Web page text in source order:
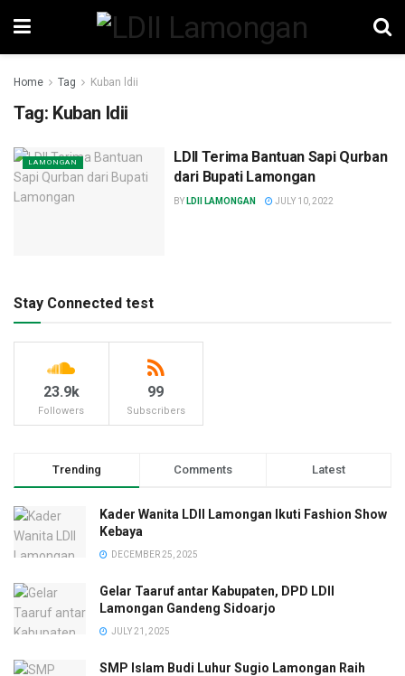
Home Tag Kuban ldii
Tag: Kuban ldii
LAMONGAN
LDII Terima Bantuan Sapi Qurban
dari Bupati Lamongan
BY LDII LAMONGAN JULY 10, 2022
Stay Connected test
23.9k
Followers
99
Subscribers
Trending Comments Latest
Kader Wanita LDII Lamongan Ikuti Fashion Show
Kebaya
DECEMBER 25, 2025
Gelar Taaruf antar Kabupaten, DPD LDII
Lamongan Gandeng Sidoarjo
JULY 21, 2025
SMP Islam Budi Luhur Sugio Lamongan Raih